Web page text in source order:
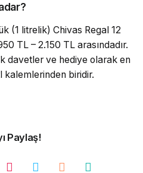
(1 litrelik) Chivas Regal 12
TL – 2.150 TL arasındadır.
davetler ve hediye olarak en
kalemlerinden biridir.
Paylaş!